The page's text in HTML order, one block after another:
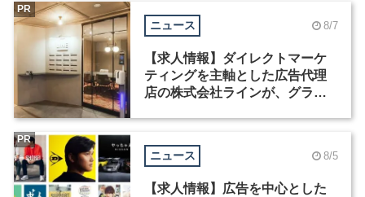
ニュース 8/7
【求人情報】ダイレクトマーケ
ティングを主軸とした広告代理
店の株式会社ラインが、グラフ
PR
ニュース 8/5
【求人情報】広告を中心とした
PR